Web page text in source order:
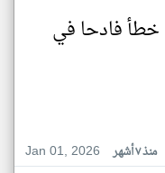
خطأ فادحا في
Jan 01, 2026
منذ ٧ أشهر